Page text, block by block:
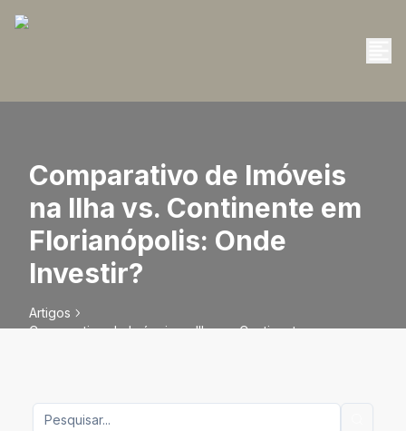
Comparativo de Imóveis
na Ilha vs. Continente em
Florianópolis: Onde
Investir?
Artigos
Comparativo de Imóveis na Ilha vs. Continente em